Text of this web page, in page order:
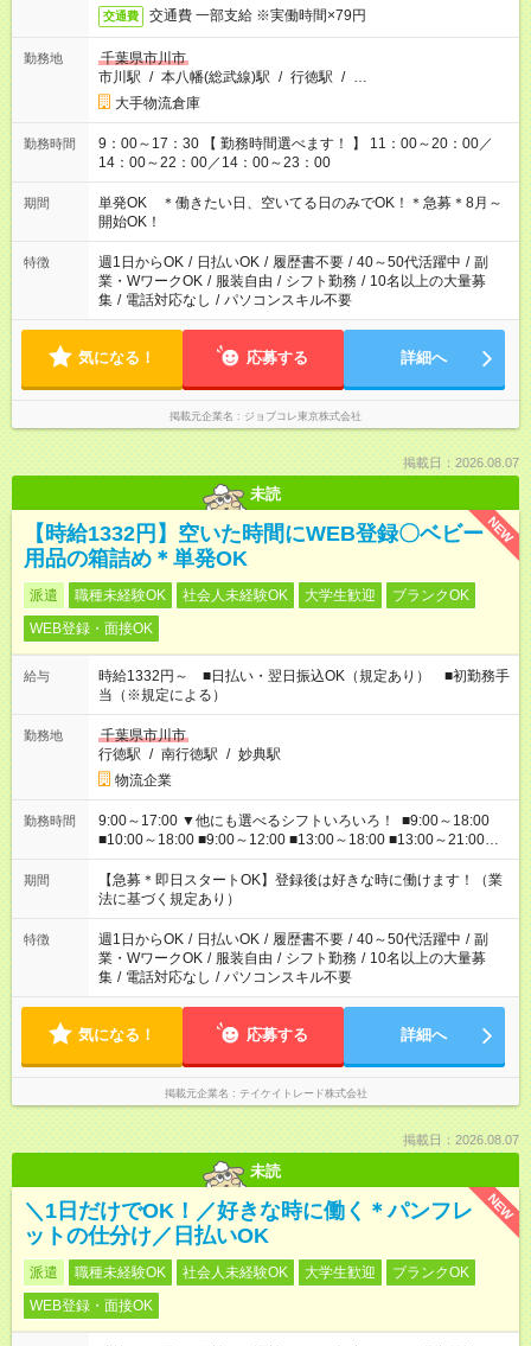
交通費 交通費 一部支給 ※実働時間×79円
勤務地
千葉県市川市
市川駅 / 本八幡(総武線)駅 / 行徳駅 / …
大手物流倉庫
勤務時間
9：00～17：30 【 勤務時間選べます！ 】 11：00～20：00／
14：00～22：00／14：00～23：00
期間
単発OK ＊働きたい日、空いてる日のみでOK！＊急募＊8月～
開始OK！
特徴 週1日からOK / 日払いOK / 履歴書不要 / 40～50代活躍中 / 副
業・WワークOK / 服装自由 / シフト勤務 / 10名以上の大量募
集 / 電話対応なし / パソコンスキル不要
気になる！ 応募する 詳細へ
掲載元企業名 ジョブコレ東京株式会社
掲載日：2026.08.07
未読
NEW
【時給1332円】空いた時間にWEB登録〇ベビー
用品の箱詰め＊単発OK
派遣 職種未経験OK 社会人未経験OK 大学生歓迎
ブランクOK
WEB登録・面接OK
給与
時給1332円～ ■日払い・翌日振込OK（規定あり） ■初勤務手
当（※規定による）
勤務地
千葉県市川市
行徳駅 / 南行徳駅 / 妙典駅
物流企業
勤務時間
9:00～17:00 ▼他にも選べるシフトいろいろ！ ■9:00～18:00
■10:00～18:00 ■9:00～12:00 ■13:00～18:00 ■13:00～21:00
■22:00～翌6:00 など あなたの希望を教えてください！
期間
【急募＊即日スタートOK】登録後は好きな時に働けます！（業
法に基づく規定あり）
特徴 週1日からOK / 日払いOK / 履歴書不要 / 40～50代活躍中 / 副
業・WワークOK / 服装自由 / シフト勤務 / 10名以上の大量募
集 / 電話対応なし / パソコンスキル不要
気になる！ 応募する 詳細へ
掲載元企業名 テイケイトレード株式会社
掲載日：2026.08.07
未読
NEW
＼1日だけでOK！／好きな時に働く＊パンフレ
ットの仕分け／日払いOK
派遣 職種未経験OK 社会人未経験OK 大学生歓迎
ブランクOK
WEB登録・面接OK